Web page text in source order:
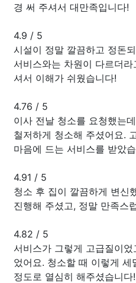
경 써 주셔서 대만족입니다!
4.9 / 5
시설이 정말 깔끔하고 정돈
서비스와는 차원이 다르더
셔서 이해가 쉬웠습니다!
4.76 / 5
이사 전날 청소를 요청했는
철저하게 청소해 주셨어요.
마음에 드는 서비스를 받았
4.91 / 5
청소 후 집이 깔끔하게 변신
진행해 주셨고, 정말 만족스
4.82 / 5
서비스가 그렇게 고급질이
었어요. 청소할 때 이렇게
정도로 열심히 해주셨습니다!